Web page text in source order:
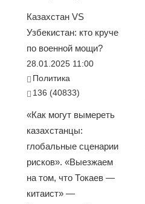
Казахстан VS
Узбекистан: кто круче
по военной мощи?
28.01.2025 11:00
Политика
136 (40833)
«Как могут вымереть
казахстанцы:
глобальные сценарии
рисков». «Выезжаем
на том, что Токаев —
китаист» —